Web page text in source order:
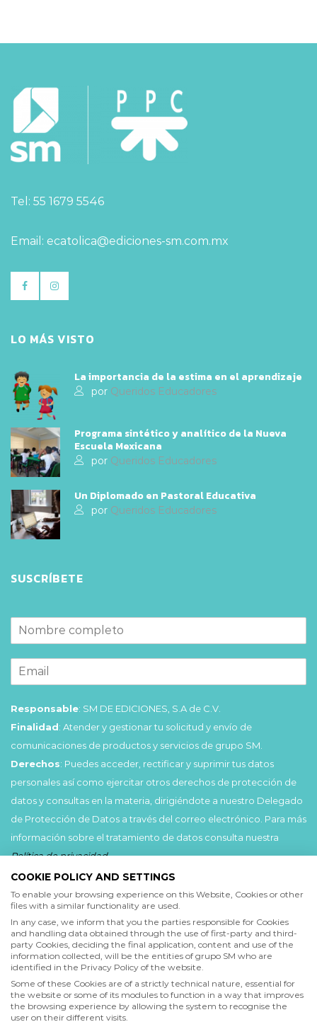
Tel: 55 1679 5546
Email: ecatolica@ediciones-sm.com.mx
LO MÁS VISTO
La importancia de la estima en el aprendizaje
por Queridos Educadores
Programa sintético y analítico de la Nueva
Escuela Mexicana
por Queridos Educadores
Un Diplomado en Pastoral Educativa
por Queridos Educadores
SUSCRÍBETE
Responsable: SM DE EDICIONES, S.A de C.V.
Finalidad: Atender y gestionar tu solicitud y envío de
comunicaciones de productos y servicios de grupo SM.
Derechos: Puedes acceder, rectificar y suprimir tus datos
personales así como ejercitar otros derechos de protección de
datos y consultas en la materia, dirigiéndote a nuestro Delegado
de Protección de Datos a través del correo electrónico. Para más
información sobre el tratamiento de datos consulta nuestra
Política de privacidad.
He leído y acepto lasCondiciones de uso
Política de privacidad
Acepto
Deseo recibir comunicaciones comerciales de grupo SM
Enviar
COOKIE POLICY AND SETTINGS
To enable your browsing experience on this Website, Cookies or other
files with a similar functionality are used.
In any case, we inform that you the parties responsible for Cookies
and handling data obtained through the use of first-party and third-
party Cookies, deciding the final application, content and use of the
information collected, will be the entities of grupo SM who are
identified in the Privacy Policy of the website.
Some of these Cookies are of a strictly technical nature, essential for
the website or some of its modules to function in a way that improves
the browsing experience by allowing the system to recognise the
user on their different visits.